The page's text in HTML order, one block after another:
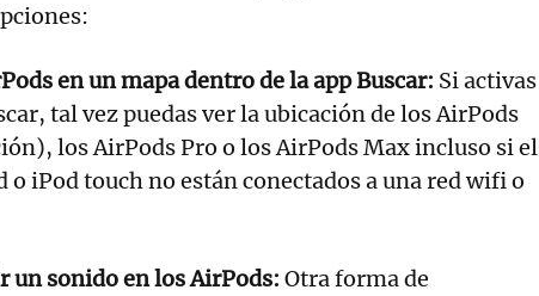
en un mapa dentro de la app Buscar: Si activas
tal vez puedas ver la ubicación de los AirPods
los AirPods Pro o los AirPods Max incluso si el
o iPod touch no están conectados a una red wifi o
un sonido en los AirPods: Otra forma de